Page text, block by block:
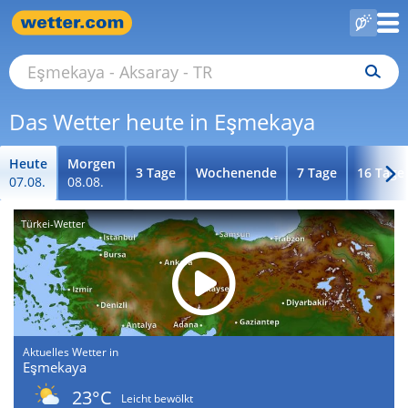
Das Wetter heute in Eşmekaya
Heute
07.08.
Morgen
08.08.
3 Tage Wochenende 7 Tage 16 Tage
Türkei-Wetter
Aktuelles Wetter in
Eşmekaya
23°C
Leicht bewölkt